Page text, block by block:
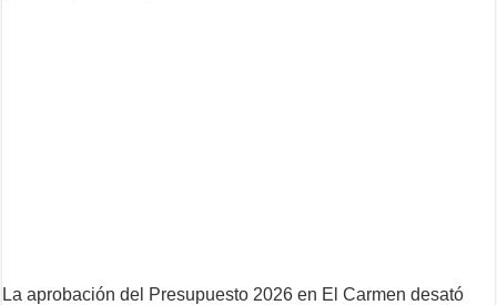
La aprobación del Presupuesto 2026 en El Carmen desató